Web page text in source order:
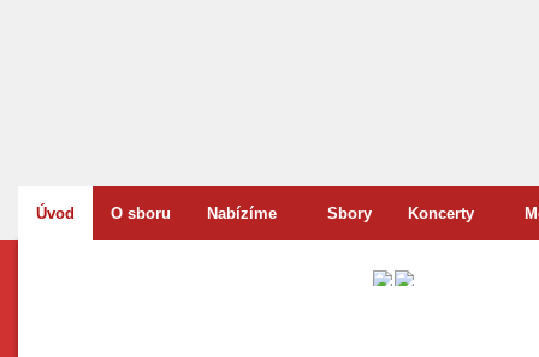
Úvod O sboru Nabízíme Sbory Koncerty